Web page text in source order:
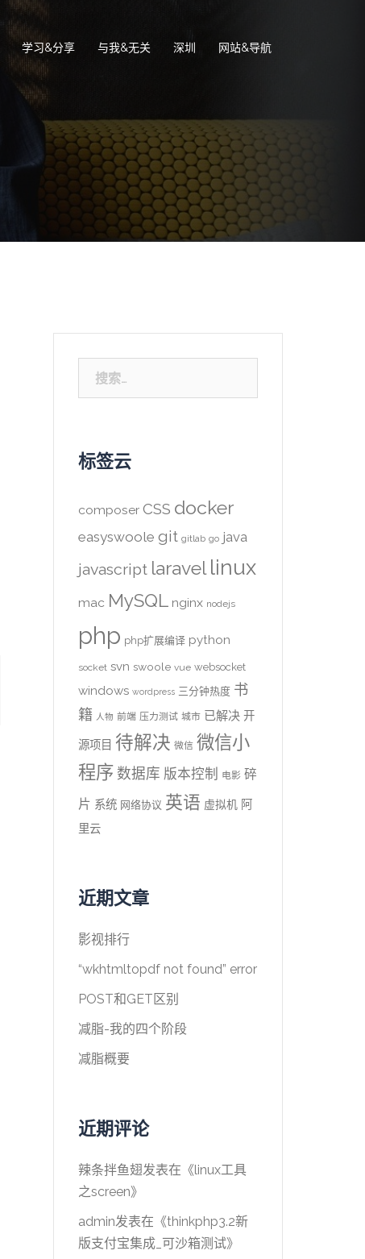
学习&分享 与我&无关 深圳 网站&导航
索：
标签云
composer CSS docker
easyswoole git gitlab go java
javascript laravel linux
mac MySQL nginx nodejs
php php扩展编译 python
socket svn swoole vue websocket
windows wordpress 三分钟热度 书
籍 人物 前端 压力测试 城市 已解决 开
源项目 待解决 微信 微信小
程序 数据库 版本控制 电影 碎
片 系统 网络协议 英语 虚拟机 阿
里云
近期文章
影视排行
“wkhtmltopdf not found” error
POST和GET区别
减脂-我的四个阶段
减脂概要
近期评论
辣条拌鱼翅发表在《linux工具
之screen》
admin发表在《thinkphp3.2新
版支付宝集成_可沙箱测试》